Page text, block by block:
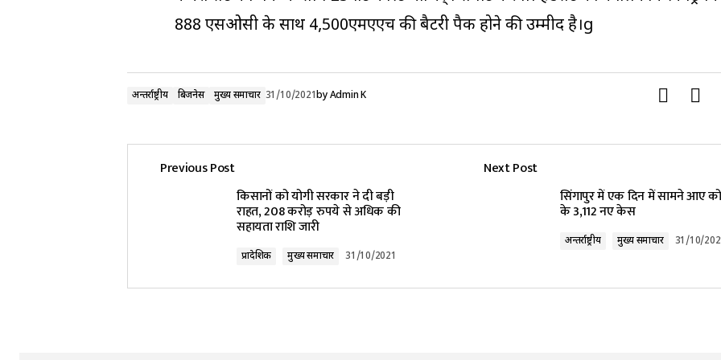
888 एसओसी के साथ 4,500एमएएच की बैटरी पैक होने की उम्मीद है।g
अन्तर्राष्ट्रीय बिजनेस मुख्य समाचार 31/10/2021byAdmin K
Previous Post
किसानों को योगी सरकार ने दी बड़ी
राहत, 208 करोड़ रुपये से अधिक की
सहायता राशि जारी
प्रादेशिक मुख्य समाचार 31/10/2021
Next Post
सिंगापुर में एक दिन में सामने आए
के 3,112 नए केस
अन्तर्राष्ट्रीय मुख्य समाचार 31/10/